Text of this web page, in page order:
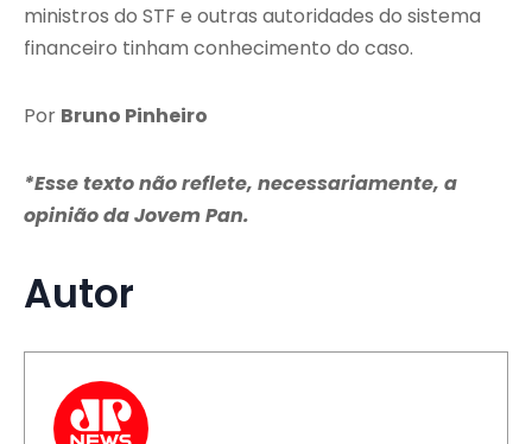
ministros do STF e outras autoridades do sistema
financeiro tinham conhecimento do caso.
Por Bruno Pinheiro
*Esse texto não reflete, necessariamente, a
opinião da Jovem Pan.
Autor